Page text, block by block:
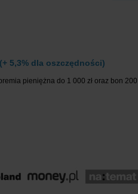
5,3% dla oszczędności)
pieniężna do 1 000 zł oraz bon 200